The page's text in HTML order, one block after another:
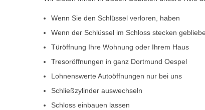
Wenn Sie den Schlüssel verloren, haben
Wenn der Schlüssel im Schloss stecken
Türöffnung Ihre Wohnung oder Ihrem Haus
Tresoröffnungen in ganz Dortmund Oespel
Lohnenswerte Autoöffnungen nur bei uns
Schließzylinder auswechseln
Schloss einbauen lassen